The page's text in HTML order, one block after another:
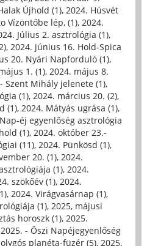
Újhold (1), 2024. Húsvét
Vízöntőbe lép, (1), 2024.
Július 2. asztrológia (1),
, 2024. június 16. Hold-Spica
20. Nyári Napforduló (1),
1. (1), 2024. május 8.
Szent Mihály jelenete (1),
(1), 2024. március 20. (2),
(1), 2024. Mátyás ugrása (1),
éj egyenlőség asztrológia
(1), 2024. október 23.-
(11), 2024. Pünkösd (1),
20. (1), 2024.
(1), 2024.
szökőév (1), 2024.
, 2024. Virágvasárnap (1),
(1), 2025, májusi
horoszk (1), 2025.
2025. - Őszi Napéjegyenlőség
planéta-füzér (5), 2025.